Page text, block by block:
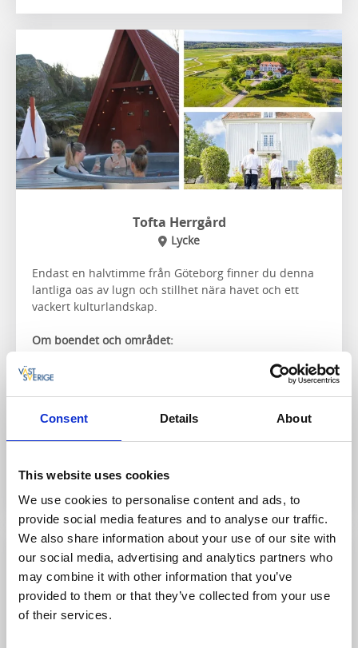
Consent Details About
This website uses cookies
We use cookies to personalise content and ads, to
provide social media features and to analyse our traffic.
We also share information about your use of our site with
our social media, advertising and analytics partners who
may combine it with other information that you’ve
provided to them or that they’ve collected from your use
of their services.
Tofta Herrgård
Lycke
Endast en halvtimme från Göteborg finner du denna
lantliga oas av lugn och stillhet nära havet och ett
vackert kulturlandskap.
Om boendet och området:
Bastu och badtunna
Till hemsidan